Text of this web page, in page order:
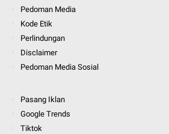
Pedoman Media
Kode Etik
Perlindungan
Disclaimer
Pedoman Media Sosial
Pasang Iklan
Google Trends
Tiktok